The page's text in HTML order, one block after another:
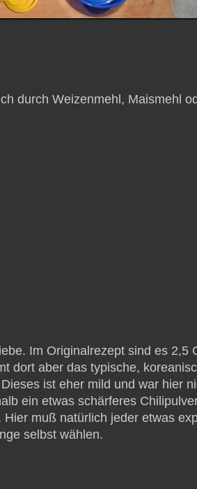
durch Weizenmehl, Maismehl
Im Originalrezept sind es 2,5
dort aber das typische,
ist eher mild und war hier
ein etwas schärferes
muß natürlich jeder etwas
selbst wählen.